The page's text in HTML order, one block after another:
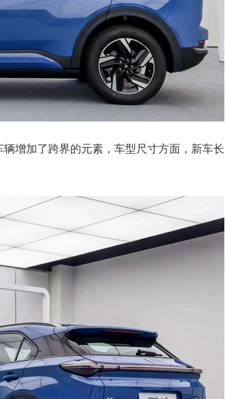
增加了跨界的元素，车型尺寸方面，新车长